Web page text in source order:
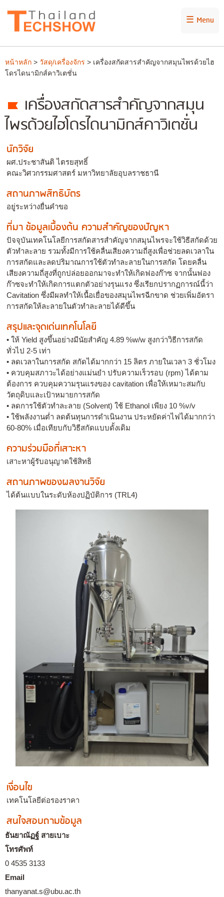
☰ Menu
หน้าหลัก > วัสดุ/เครื่องจักร > เครื่องสกัดสารสำคัญจากสมุนไพรด้วยไฮ
โดรไดนามิกส์คาวิเตชั่น
เครื่องสกัดสารสำคัญจากสมุน
ไพรด้วยไฮโดรไดนามิกส์คาวิเตชั่น
นักวิจัย
ผศ.ประชาสันติ ไตรยสุทธิ์
คณะวิศวกรรมศาสตร์ มหาวิทยาลัยอุบลราชธานี
สถานภาพสิทธิบัตร
อยู่ระหว่างยื่นคำขอ
ที่มา ข้อมูลเบื้องต้น ความสำคัญของปัญหา
ปัจจุบันเทคโนโลยีการสกัดสารสำคัญจากสมุนไพรจะใช้วิธีสกัดด้วย
ตัวทำละลาย รวมทั้งมีการใช้คลื่นเสียงความถี่สูงเพื่อช่วยลดเวลาใน
การสกัดและลดปริมาณการใช้ตัวทำละลายในการสกัด โดยคลื่น
เสียงความถี่สูงที่ถูกปล่อยออกมาจะทำให้เกิดฟองก๊าซ จากนั้นฟอง
ก๊าซจะทำให้เกิดการแตกตัวอย่างรุนแรง ซึ่งเรียกปรากฏการณ์นี้ว่า
Cavitation ซึ่งมีผลทำให้เนื้อเยื่อของสมุนไพรฉีกขาด ช่วยเพิ่มอัตรา
การสกัดให้ละลายในตัวทำละลายได้ดีขึ้น
สรุปและจุดเด่นเทคโนโลยี
• ให้ Yield สูงขึ้นอย่างมีนัยสำคัญ 4.89 %w/w สูงกว่าวิธีการสกัด
ทั่วไป 2-5 เท่า
• ลดเวลาในการสกัด สกัดได้มากกว่า 15 ลิตร ภายในเวลา 3 ชั่วโมง
• ควบคุมสภาวะได้อย่างแม่นยำ ปรับความเร็วรอบ (rpm) ได้ตาม
ต้องการ ควบคุมความรุนแรงของ cavitation เพื่อให้เหมาะสมกับ
วัตถุดิบและเป้าหมายการสกัด
• ลดการใช้ตัวทำละลาย (Solvent) ใช้ Ethanol เพียง 10 %v/v
• ใช้พลังงานต่ำ ลดต้นทุนการดำเนินงาน ประหยัดค่าไฟได้มากกว่า
60-80% เมื่อเทียบกับวิธีสกัดแบบดั้งเดิม
ความร่วมมือที่เสาะหา
เสาะหาผู้รับอนุญาตใช้สิทธิ
สถานภาพของผลงานวิจัย
ได้ต้นแบบในระดับห้องปฏิบัติการ (TRL4)
เงื่อนไข
เทคโนโลยีต่อรองราคา
สนใจสอบถามข้อมูล
ธันยาณัฏฐ์ สายเบาะ
โทรศัพท์
0 4535 3133
Email
thanyanat.s@ubu.ac.th